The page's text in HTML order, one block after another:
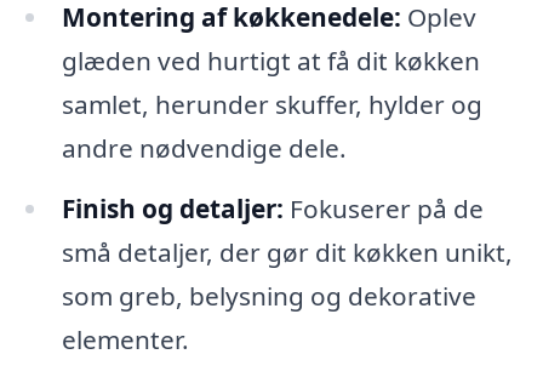
Montering af køkkenedele: Oplev
glæden ved hurtigt at få dit køkken
samlet, herunder skuffer, hylder og
andre nødvendige dele.
Finish og detaljer: Fokuserer på de
små detaljer, der gør dit køkken unikt,
som greb, belysning og dekorative
elementer.